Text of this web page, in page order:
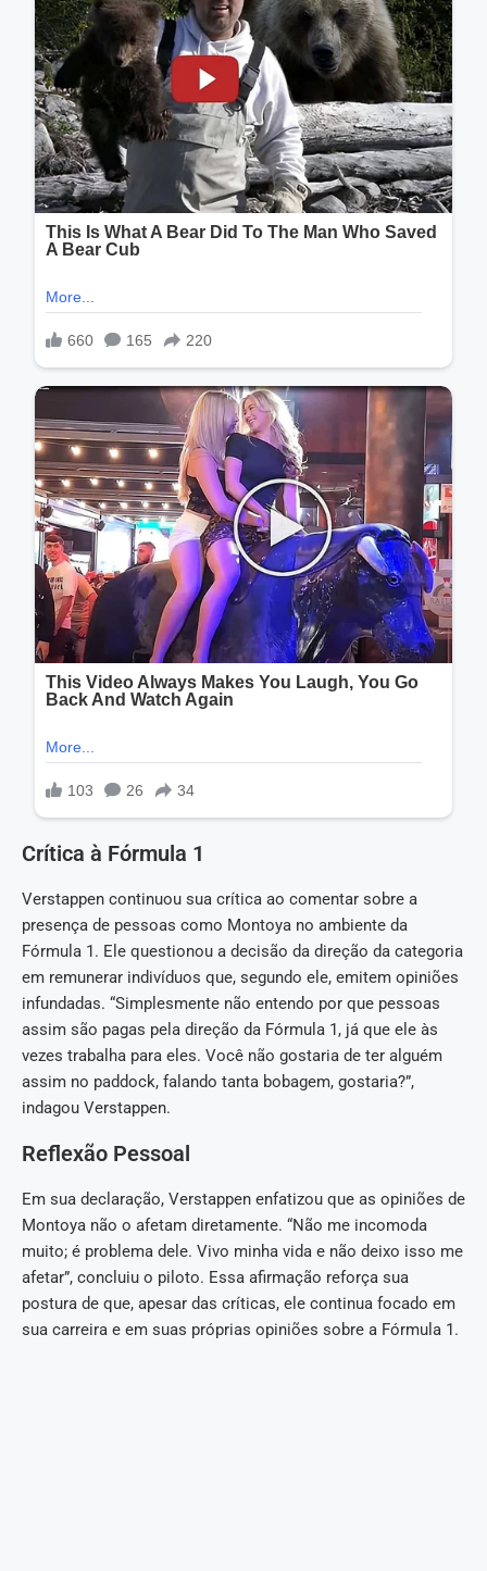
Crítica à Fórmula 1
Verstappen continuou sua crítica ao comentar sobre a
presença de pessoas como Montoya no ambiente da
Fórmula 1. Ele questionou a decisão da direção da categoria
em remunerar indivíduos que, segundo ele, emitem opiniões
infundadas. “Simplesmente não entendo por que pessoas
assim são pagas pela direção da Fórmula 1, já que ele às
vezes trabalha para eles. Você não gostaria de ter alguém
assim no paddock, falando tanta bobagem, gostaria?”,
indagou Verstappen.
Reflexão Pessoal
Em sua declaração, Verstappen enfatizou que as opiniões de
Montoya não o afetam diretamente. “Não me incomoda
muito; é problema dele. Vivo minha vida e não deixo isso me
afetar”, concluiu o piloto. Essa afirmação reforça sua
postura de que, apesar das críticas, ele continua focado em
sua carreira e em suas próprias opiniões sobre a Fórmula 1.